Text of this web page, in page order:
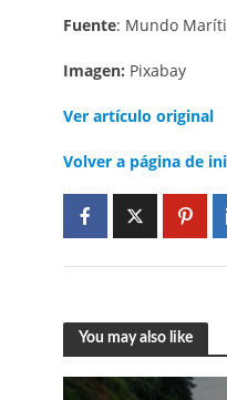
Fuente: Mundo
Imagen: Pixabay
Ver artículo original
Volver a página de
You may also like